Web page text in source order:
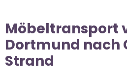
Möbeltransport
Dortmund nach
Strand